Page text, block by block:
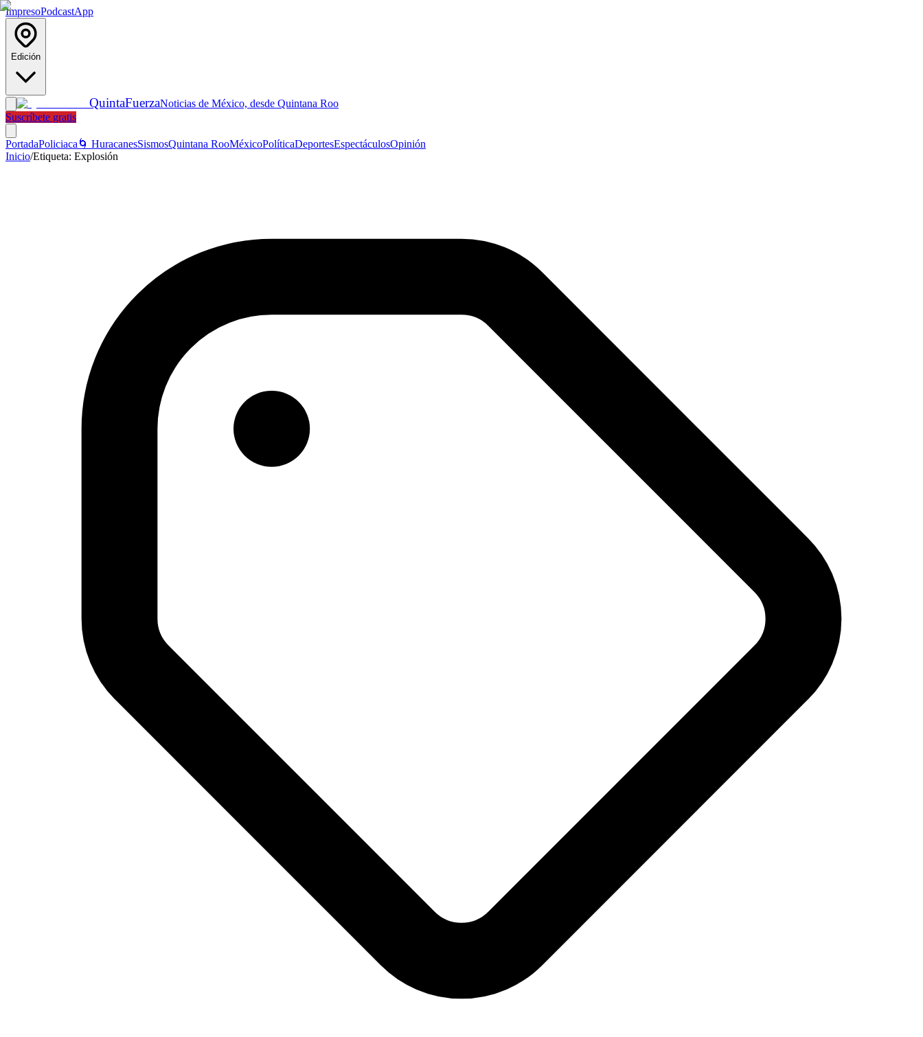
ImpresoPodcastApp
Edición
QuintaFuerzaNoticias de México, desde Quintana Roo
Suscríbete gratis
PortadaPoliciaca 🌀 HuracanesSismosQuintana RooMéxicoPolíticaDeportesEspectáculosOpinión
Inicio/Etiqueta: Explosión